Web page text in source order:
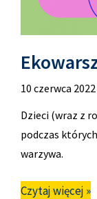
10 czerwca 2022
Dzieci (wraz z
podczas
warzywa.
Czytaj więcej »